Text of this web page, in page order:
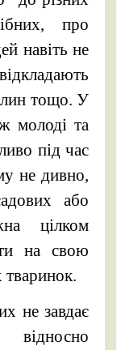
про
навіть не
тощо. У
молоді та
під час
не дивно,
або
цілком
на свою
тваринок.
не завдає